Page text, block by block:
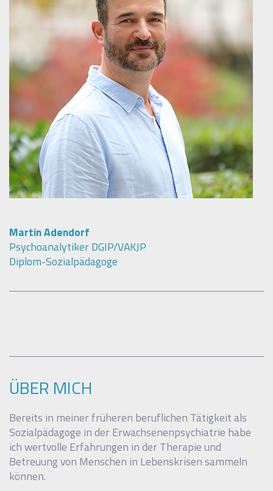
Martin Adendorf
Psychoanalytiker DGIP/VAKJP
Diplom-Sozialpädagoge
ÜBER MICH
Bereits in meiner früheren beruflichen Tätigkeit als
Sozialpädagoge in der Erwachsenenpsychiatrie habe
ich wertvolle Erfahrungen in der Therapie und
Betreuung von Menschen in Lebenskrisen sammeln
können.